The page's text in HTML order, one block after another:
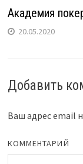
Академия
20.05.2020
Добавить
Ваш адрес email
КОММЕНТАРИЙ